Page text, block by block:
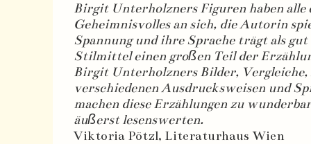
Birgit Unterholzners Figuren haben alle
Geheimnisvolles an sich, die Autorin
Spannung und ihre Sprache trägt als
Stilmittel einen großen Teil der
Birgit Unterholzners Bilder, Vergleiche,
verschiedenen Ausdrucksweisen und
machen diese Erzählungen zu
äußerst lesenswerten.
Viktoria Pötzl, Literaturhaus Wien